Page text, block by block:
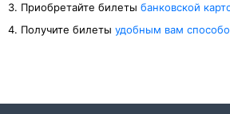
3. Приобретайте билеты банковской
4. Получите билеты удобным вам